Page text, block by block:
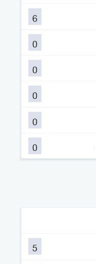
6
0
0
0
0
0
5